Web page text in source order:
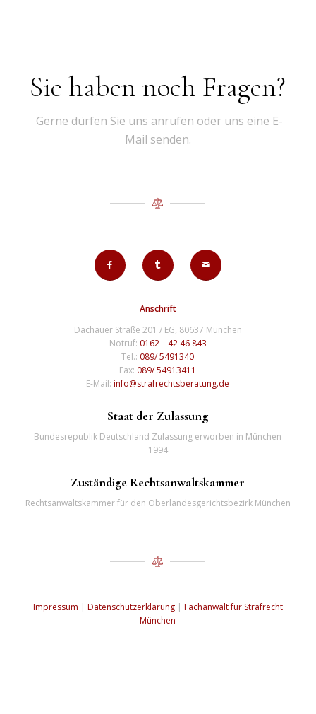
Sie haben noch Fragen?
Gerne dürfen Sie uns anrufen oder uns eine E-
Mail senden.
Anschrift
Dachauer Straße 201 / EG, 80637 München
Notruf: 0162 – 42 46 843
Tel.: 089/ 5491340
Fax: 089/ 54913411
E-Mail:info@strafrechtsberatung.de
Staat der Zulassung
Bundesrepublik Deutschland Zulassung erworben in München
1994
Zuständige Rechtsanwaltskammer
Rechtsanwaltskammer für den Oberlandesgerichtsbezirk München
Impressum | Datenschutzerklärung| Fachanwalt für Strafrecht
München